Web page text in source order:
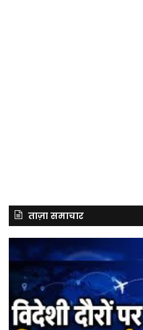
ताज़ा समाचार